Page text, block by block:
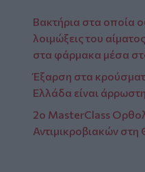
Βακτήρια στα οποία
λοιμώξεις του
στα φάρμακα μέσα
Έξαρση στα
Ελλάδα είναι
2ο MasterClass
Αντιμικροβιακών